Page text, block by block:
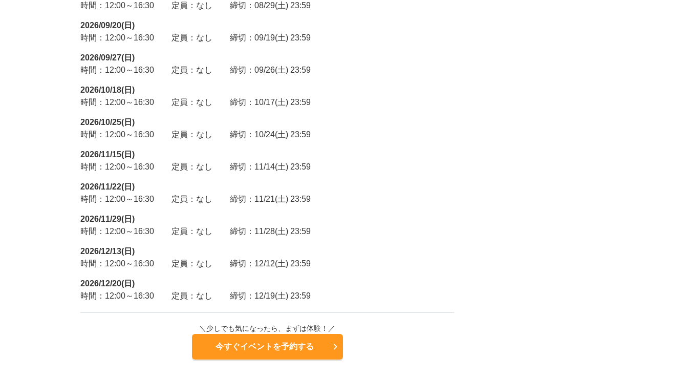
時間：12:00～16:30
定員：なし 締切：08/29(土) 23:59
2026/09/20(日)
時間：12:00～16:30
定員：なし 締切：09/19(土) 23:59
2026/09/27(日)
時間：12:00～16:30
定員：なし 締切：09/26(土) 23:59
2026/10/18(日)
時間：12:00～16:30
定員：なし 締切：10/17(土) 23:59
2026/10/25(日)
時間：12:00～16:30
定員：なし 締切：10/24(土) 23:59
2026/11/15(日)
時間：12:00～16:30
定員：なし 締切：11/14(土) 23:59
2026/11/22(日)
時間：12:00～16:30
定員：なし 締切：11/21(土) 23:59
2026/11/29(日)
時間：12:00～16:30
定員：なし 締切：11/28(土) 23:59
2026/12/13(日)
時間：12:00～16:30
定員：なし 締切：12/12(土) 23:59
2026/12/20(日)
時間：12:00～16:30
定員：なし 締切：12/19(土) 23:59
＼少しでも気になったら、まずは体験！／
今すぐイベントを予約する